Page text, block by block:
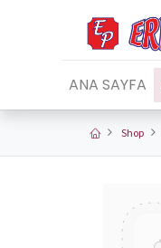
ANA SAYFA
Shop